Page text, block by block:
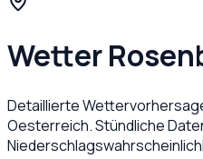
Wetter
Detaillierte
Oesterreich. Stündliche